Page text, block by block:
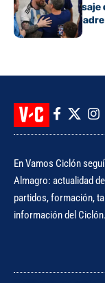
El sentido mensaje
muerte de su padre
En Vamos Ciclón
Almagro: actualidad
partidos, formación,
información del Ciclón.